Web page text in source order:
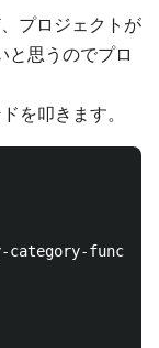
プロジェクトが
思うのでプロ
を叩きます。
category-